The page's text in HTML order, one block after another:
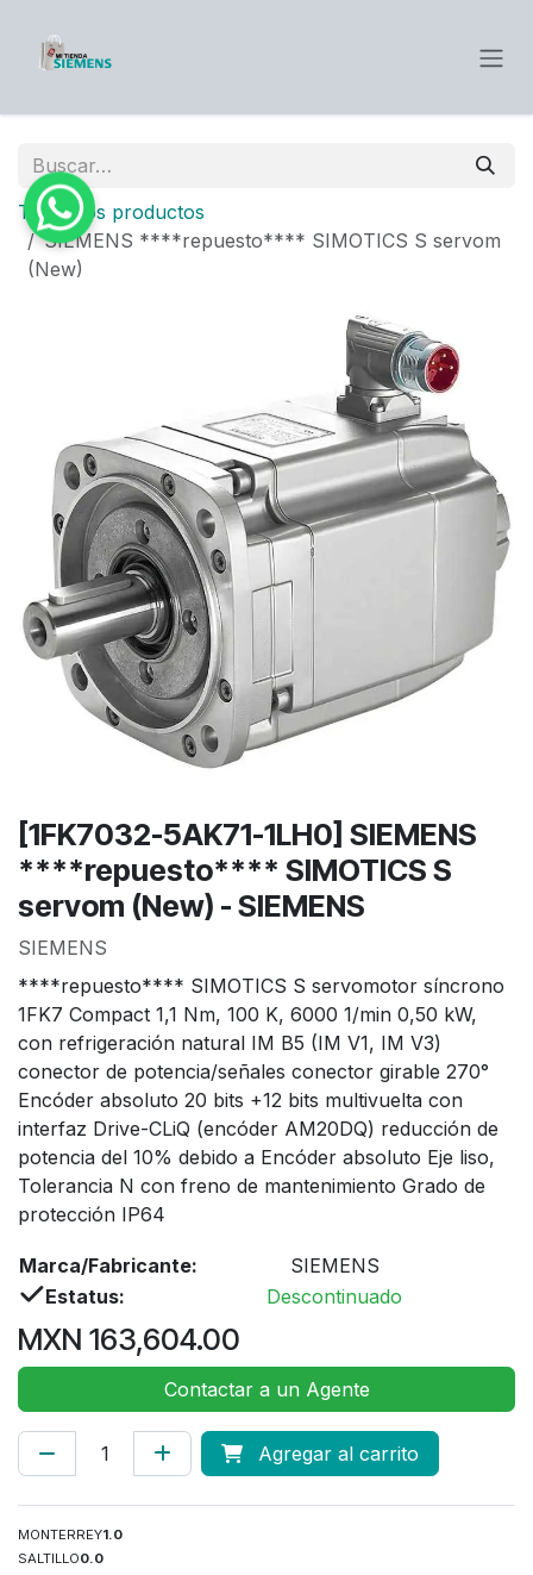
Todos los productos
SIEMENS ****repuesto**** SIMOTICS S servom
(New)
[1FK7032-5AK71-1LH0] SIEMENS
****repuesto**** SIMOTICS S
servom (New) - SIEMENS
SIEMENS
****repuesto**** SIMOTICS S servomotor síncrono
1FK7 Compact 1,1 Nm, 100 K, 6000 1/min 0,50 kW,
con refrigeración natural IM B5 (IM V1, IM V3)
conector de potencia/señales conector girable 270°
Encóder absoluto 20 bits +12 bits multivuelta con
interfaz Drive-CLiQ (encóder AM20DQ) reducción de
potencia del 10% debido a Encóder absoluto Eje liso,
Tolerancia N con freno de mantenimiento Grado de
protección IP64
Marca/Fabricante:
SIEMENS
Estatus:
Descontinuado
MXN 163,604.00
Contactar a un Agente
Agregar al carrito
MONTERREY1.0
SALTILLO0.0